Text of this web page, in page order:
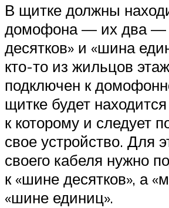
В щитке должны
домофона — их два —
десятков» и «шина
кто-то из жильцов
подключен к
щитке будет
к которому и следует
свое устройство. Для
своего кабеля нужно
к «шине десятков», а
«шине единиц».